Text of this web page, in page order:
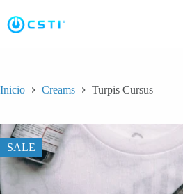
contenido
Inicio Creams Turpis Cursus
SALE